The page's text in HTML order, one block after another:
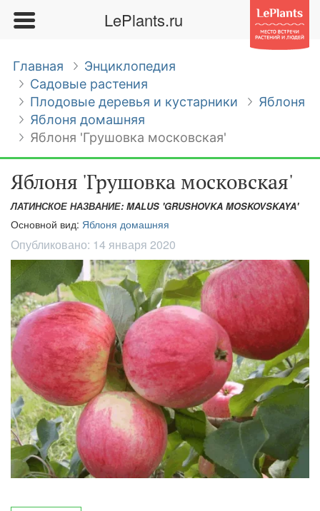
LePlants.ru
Главная
Энциклопедия
Садовые растения
Плодовые деревья и кустарники
Яблоня
Яблоня домашняя
Яблоня 'Грушовка московская'
Яблоня 'Грушовка московская'
ЛАТИНСКОЕ НАЗВАНИЕ: MALUS 'GRUSHOVKA MOSKOVSKAYA'
Основной вид: Яблоня домашняя
Опубликовано: 14 января 2020